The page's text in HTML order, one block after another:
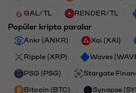
GAL/TL RENDER/TL
Popüler kripto paralar
Ankr (ANKR) Xai (XAI)
Ripple (XRP) Waves
PSG (PSG) Stargate
Bitcoin (BTC) Synapse